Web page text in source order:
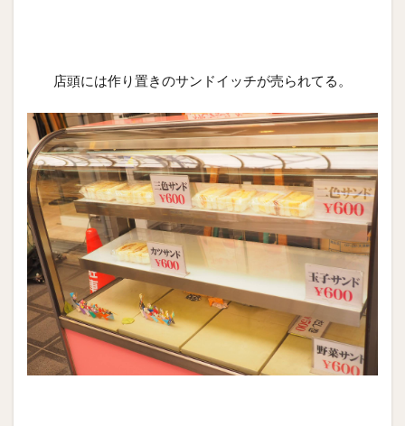
店頭には作り置きのサンドイッチが売られてる。